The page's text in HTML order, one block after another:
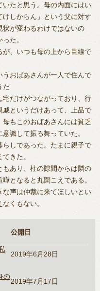
たと思う。母の内面にはい
しからん」という父に対す
状が変わるわけではないの
た。
、いつも母の上から目線で
うおばあさんが一人で住んで
だ
だけがつながっており、行
戚というだけあって、上品で
もこのおばあさんには貧乏
識して振る舞っていた。
しであった。たまに親子で
きた。
あり、柱の隙間からは隣の
となると丸聞こえである。
声は仲裁に来てほしいとい
くもない。
公開日
2019年6月28日
の
2019年7月17日